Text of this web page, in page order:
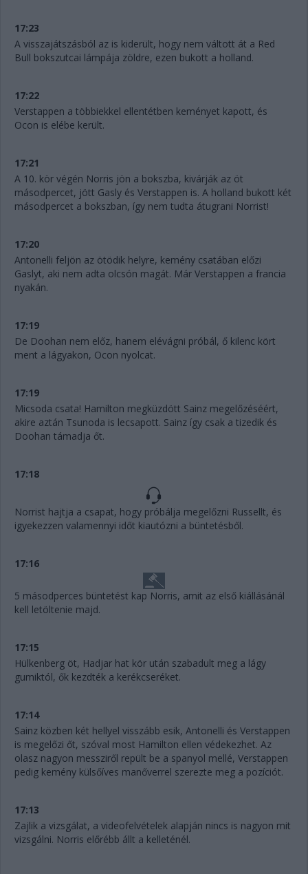
17:23
A visszajátszásból az is kiderült, hogy nem váltott át a Red
Bull bokszutcai lámpája zöldre, ezen bukott a holland.
17:22
Verstappen a többiekkel ellentétben keményet kapott, és
Ocon is elébe került.
17:21
A 10. kör végén Norris jön a bokszba, kivárják az öt
másodpercet, jött Gasly és Verstappen is. A holland bukott két
másodpercet a bokszban, így nem tudta átugrani Norrist!
17:20
Antonelli feljön az ötödik helyre, kemény csatában előzi
Gaslyt, aki nem adta olcsón magát. Már Verstappen a francia
nyakán.
17:19
De Doohan nem előz, hanem elévágni próbál, ő kilenc kört
ment a lágyakon, Ocon nyolcat.
17:19
Micsoda csata! Hamilton megküzdött Sainz megelőzéséért,
akire aztán Tsunoda is lecsapott. Sainz így csak a tizedik és
Doohan támadja őt.
17:18
Norrist hajtja a csapat, hogy próbálja megelőzni Russellt, és
igyekezzen valamennyi időt kiautózni a büntetésből.
17:16
5 másodperces büntetést kap Norris, amit az első kiállásánál
kell letöltenie majd.
17:15
Hülkenberg öt, Hadjar hat kör után szabadult meg a lágy
gumiktól, ők kezdték a kerékcseréket.
17:14
Sainz közben két hellyel visszább esik, Antonelli és Verstappen
is megelőzi őt, szóval most Hamilton ellen védekezhet. Az
olasz nagyon messziről repült be a spanyol mellé, Verstappen
pedig kemény külsőíves manőverrel szerezte meg a pozíciót.
17:13
Zajlik a vizsgálat, a videofelvételek alapján nincs is nagyon mit
vizsgálni. Norris előrébb állt a kelleténél.